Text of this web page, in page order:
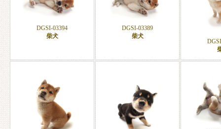
DGSI-03394
柴犬
DGSI-03389
柴犬